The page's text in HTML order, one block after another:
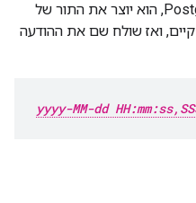
מקבל שגיאת זמן ריצה מ-PostgreSQL, הוא יוצר את התור של
ואז שולח שם את ההודעה
yyyy-MM-dd